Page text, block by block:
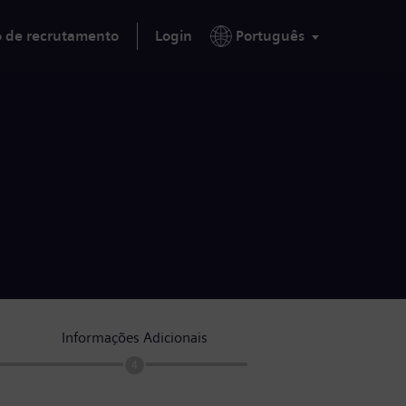
de recrutamento Login Português
Informações Adicionais